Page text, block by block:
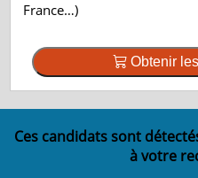
France…)
Obtenir
Ces candidats sont
à votre